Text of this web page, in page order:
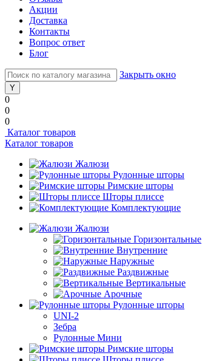
Акции
Доставка
Контакты
Вопрос ответ
Блог
Закрыть окно
0
0
0
Каталог товаров
Каталог товаров
Жалюзи
Рулонные шторы
Римские шторы
Шторы плиссе
Комплектующие
Жалюзи
Горизонтальные
Внутренние
Наружные
Раздвижные
Вертикальные
Арочные
Рулонные шторы
UNI-2
Зебра
Рулонные Мини
Римские шторы